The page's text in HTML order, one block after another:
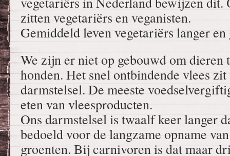
zitten vegetariërs en veganisten.
Gemiddeld leven vegetariërs langer en
We zijn er niet op gebouwd om dieren
honden. Het snel ontbindende vlees
darmstelsel. De meeste
eten van vleesproducten.
Ons darmstelsel is twaalf keer langer
bedoeld voor de langzame opname
groenten. Bij carnivoren is dat maar